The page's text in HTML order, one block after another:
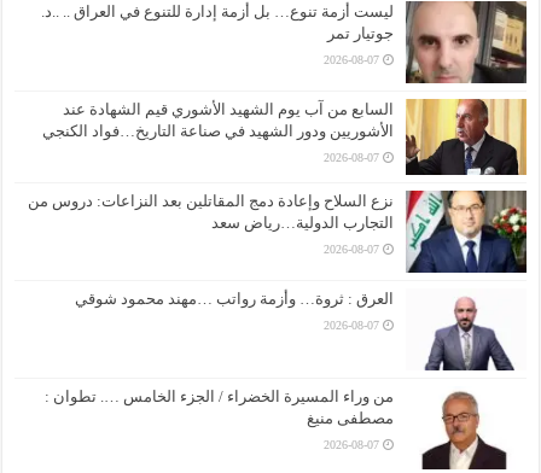
ليست أزمة تنوع… بل أزمة إدارة للتنوع في العراق .. ..د.
جوتيار تمر
2026-08-07
السابع من آب يوم الشهيد الأشوري قيم الشهادة عند
الأشوريين ودور الشهيد في صناعة التاريخ…فواد الكنجي
2026-08-07
نزع السلاح وإعادة دمج المقاتلين بعد النزاعات: دروس من
التجارب الدولية…رياض سعد
2026-08-07
العرق : ثروة… وأزمة رواتب …مهند محمود شوقي
2026-08-07
من وراء المسيرة الخضراء / الجزء الخامس …. تطوان :
مصطفى منيغ
2026-08-07